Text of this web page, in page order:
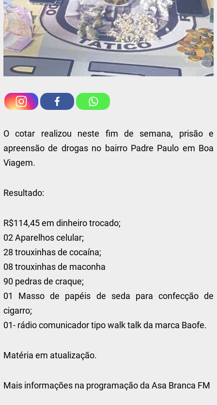
O cotar realizou neste fim de semana, prisão e
apreensão de drogas no bairro Padre Paulo em Boa
Viagem.
Resultado:
R$114,45 em dinheiro trocado;
02 Aparelhos celular;
28 trouxinhas de cocaína;
08 trouxinhas de maconha
90 pedras de craque;
01 Masso de papéis de seda para confecção de
cigarro;
01- rádio comunicador tipo walk talk da marca Baofe.
Matéria em atualização.
Mais informações na programação da Asa Branca FM